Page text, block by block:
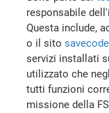
responsabile
Questa include,
o il sito
servizi installati
utilizzato che
tutti funzioni
missione della